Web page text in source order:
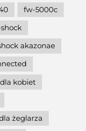
fw-5000c
akazonae
kobiet
żeglarza